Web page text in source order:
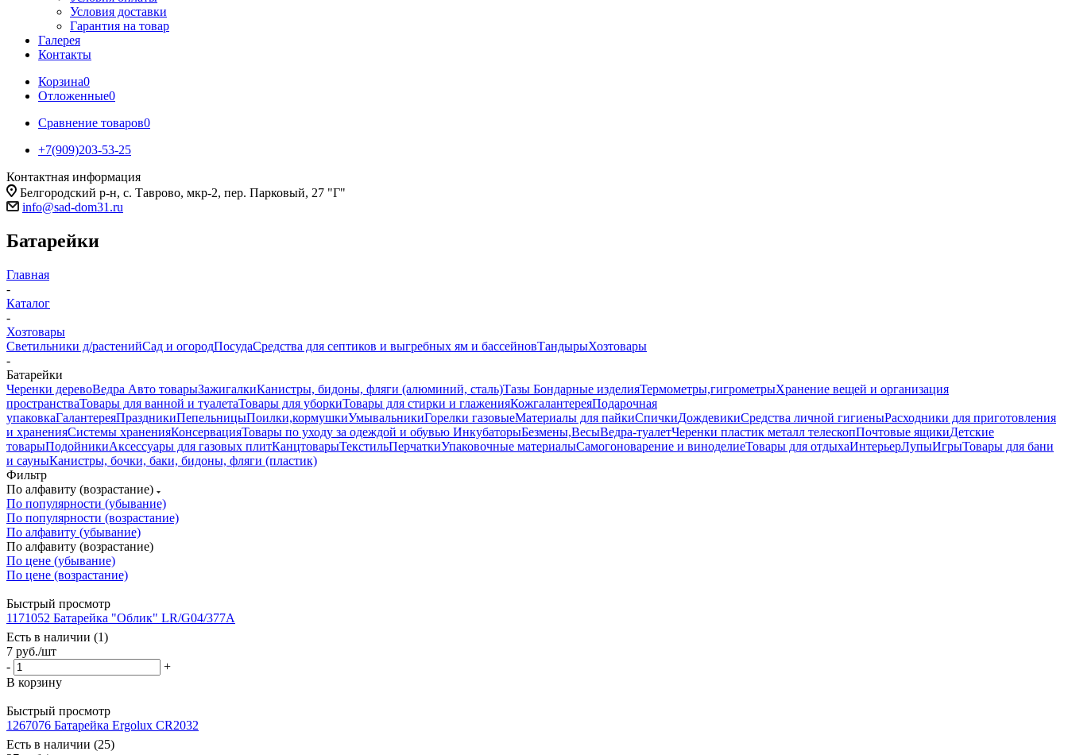
Условия доставки
Гарантия на товар
Галерея
Контакты
Корзина0
Отложенные0
Сравнение товаров0
+7(909)203-53-25
Контактная информация
Белгородский р-н, с. Таврово, мкр-2, пер. Парковый, 27 "Г"
info@sad-dom31.ru
Батарейки
Главная
-
Каталог
-
Хозтовары
Светильники д/растенийСад и огородПосудаСредства для септиков и выгребных ям и бассейновТандырыХозтовары
-
Батарейки
Черенки деревоВедра Авто товарыЗажигалкиКанистры, бидоны, фляги (алюминий, сталь)Тазы Бондарные изделияТермометры,гигрометрыХранение вещей и организация
пространстваТовары для ванной и туалетаТовары для уборкиТовары для стирки и глаженияКожгалантереяПодарочная
упаковкаГалантереяПраздникиПепельницыПоилки,кормушкиУмывальникиГорелки газовыеМатериалы для пайкиСпичкиДождевикиСредства личной гигиеныРасходники для приготовления
и храненияСистемы храненияКонсервацияТовары по уходу за одеждой и обувью ИнкубаторыБезмены,ВесыВедра-туалетЧеренки пластик металл телескопПочтовые ящикиДетские
товарыПодойникиАксессуары для газовых плитКанцтоварыТекстильПерчаткиУпаковочные материалыСамогоноварение и виноделиеТовары для отдыхаИнтерьерЛупыИгрыТовары для бани
и сауныКанистры, бочки, баки, бидоны, фляги (пластик)
Фильтр
По алфавиту (возрастание)
По популярности (убывание)
По популярности (возрастание)
По алфавиту (убывание)
По алфавиту (возрастание)
По цене (убывание)
По цене (возрастание)
Быстрый просмотр
1171052 Батарейка "Облик" LR/G04/377A
Есть в наличии (1)
7 руб./шт
-
+
В корзину
Быстрый просмотр
1267076 Батарейка Ergolux CR2032
Есть в наличии (25)